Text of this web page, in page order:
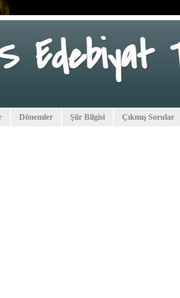
Dönemler Şiir Bilgisi Çıkmış Sorular